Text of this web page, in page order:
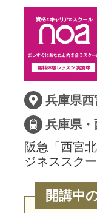
兵庫県・
阪急「西宮
ジネススク
開講中